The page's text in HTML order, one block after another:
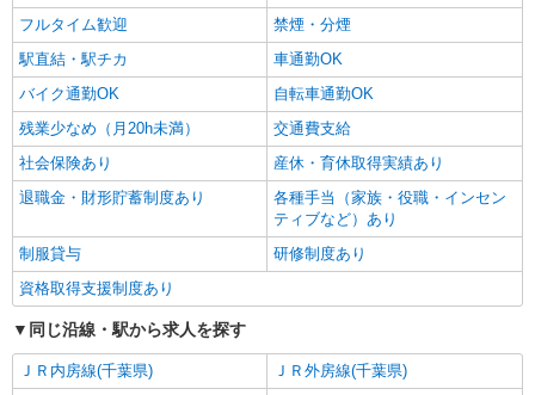
フルタイム歓迎
禁煙・分煙
駅直結・駅チカ
車通勤OK
バイク通勤OK
自転車通勤OK
残業少なめ（月20h未満）
交通費支給
社会保険あり
産休・育休取得実績あり
退職金・財形貯蓄制度あり
各種手当（家族・役職・インセン
ティブなど）あり
制服貸与
研修制度あり
資格取得支援制度あり
同じ沿線・駅から求人を探す
ＪＲ内房線(千葉県)
ＪＲ外房線(千葉県)